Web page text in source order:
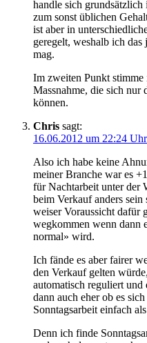
handle sich grundsätzlich
zum sonst üblichen
ist aber in
geregelt, weshalb ich
mag.
Im zweiten Punkt
Massnahme, die sich nur
können.
Chris sagt:
16.06.2012 um 22:24 Uhr
Also ich habe keine
meiner Branche war es
für Nachtarbeit unter der
beim Verkauf anders
weiser Voraussicht dafür
wegkommen wenn dann
normal» wird.
Ich fände es aber fairer
den Verkauf gelten
automatisch reguliert
dann auch eher ob es
Sonntagsarbeit einfach
Denn ich finde